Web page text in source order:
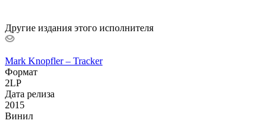
Другие издания этого исполнителя
Mark Knopfler – Tracker
Формат
2LP
Дата релиза
2015
Винил